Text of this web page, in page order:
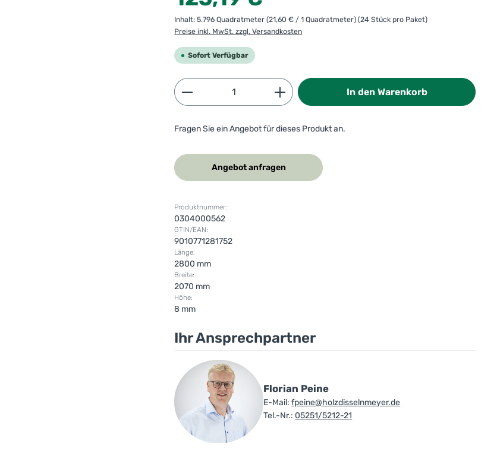
Inhalt:5.796 Quadratmeter(21,60 € / 1 Quadratmeter)(24 Stück pro Paket)
Preise inkl. MwSt. zzgl. Versandkosten
Sofort Verfügbar
Produkt Anzahl: Gib den gewünschten Wert ein
In den Warenkorb
Fragen Sie ein Angebot für dieses Produkt an.
Angebot anfragen
Produktnummer:
0304000562
GTIN/EAN:
9010771281752
Länge:
2800 mm
Breite:
2070 mm
Höhe:
8 mm
Ihr Ansprechpartner
Florian Peine
E-Mail: fpeine@holzdisselnmeyer.de
Tel.-Nr.: 05251/5212-21